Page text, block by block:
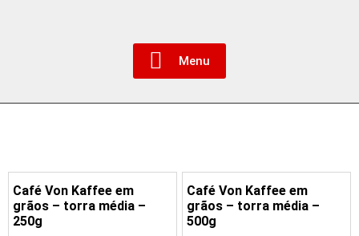
Menu
Café Von Kaffee em
grãos – torra média –
250g
Café Von Kaffee em
grãos – torra média –
500g